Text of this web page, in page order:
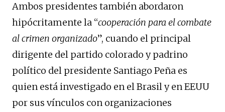
Ambos presidentes también abordaron
hipócritamente la “cooperación para el combate
al crimen organizado”, cuando el principal
dirigente del partido colorado y padrino
político del presidente Santiago Peña es
quien está investigado en el Brasil y en EEUU
por sus vínculos con organizaciones